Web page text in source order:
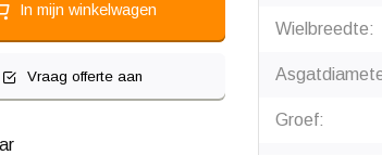
In mijn winkelwagen
Vraag offerte aan
Wielbreedte:
Groef: